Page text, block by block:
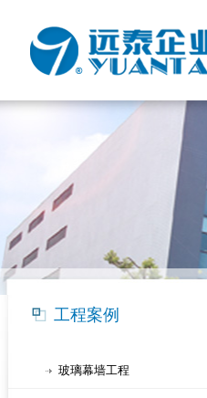
工程案例
玻璃幕墙工程